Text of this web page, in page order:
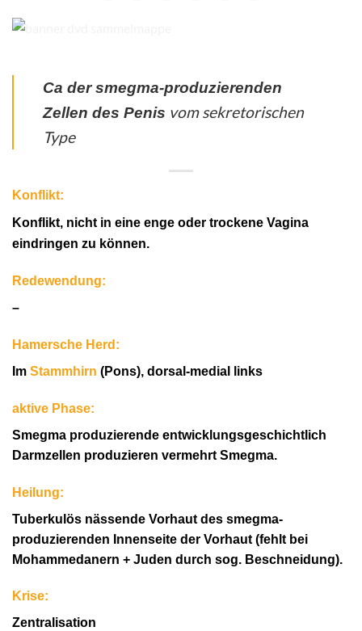
Ca der smegma-produzierenden
Zellen des Penis vom sekretorischen
Type
Konflikt:
Konflikt, nicht in eine enge oder trockene Vagina
eindringen zu können.
Redewendung:
–
Hamersche Herd:
Im Stammhirn (Pons), dorsal-medial links
aktive Phase:
Smegma produzierende entwicklungsgeschichtlich
Darmzellen produzieren vermehrt Smegma.
Heilung:
Tuberkulös nässende Vorhaut des smegma-
produzierenden Innenseite der Vorhaut (fehlt bei
Mohammedanern + Juden durch sog. Beschneidung).
Krise:
Zentralisation